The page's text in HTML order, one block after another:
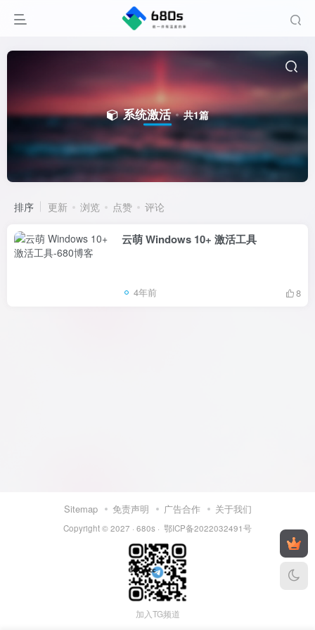
系统激活 共1篇
排序 更新 浏览 点赞 评论
云萌 Windows 10+ 激活工具
4年前 8
Sitemap 免责声明 广告合作 关于我们
Copyright © 2027 · 680s · 鄂ICP备2022032491号
加入TG频道